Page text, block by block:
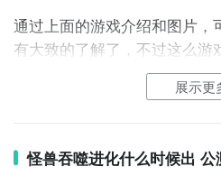
才可以站在食物链的顶端，吞
通过上面的游戏介绍和图片，
有大致的了解了，不过这么游
到呢？不用担心，目前九游客
了，通过在九游APP中搜索“
展示更
怪兽吞噬进化什么时候出